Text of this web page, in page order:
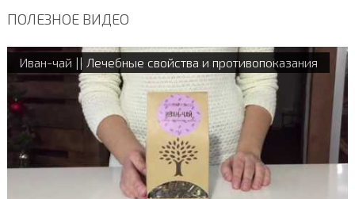
ПОЛЕЗНОЕ ВИДЕО
Иван-чай || Лечебные свойства и противопоказания